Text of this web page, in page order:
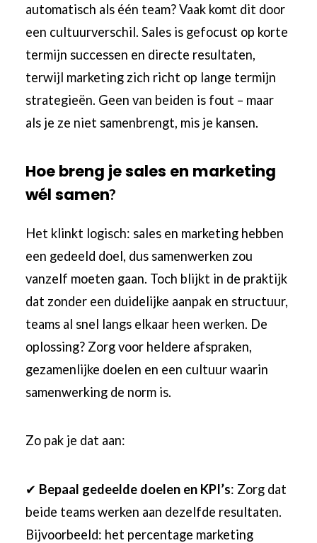
automatisch als één team? Vaak komt dit door
een cultuurverschil. Sales is gefocust op korte
termijn successen en directe resultaten,
terwijl marketing zich richt op lange termijn
strategieën. Geen van beiden is fout – maar
als je ze niet samenbrengt, mis je kansen.
Hoe breng je sales en marketing
wél samen?
Het klinkt logisch: sales en marketing hebben
een gedeeld doel, dus samenwerken zou
vanzelf moeten gaan. Toch blijkt in de praktijk
dat zonder een duidelijke aanpak en structuur,
teams al snel langs elkaar heen werken. De
oplossing? Zorg voor heldere afspraken,
gezamenlijke doelen en een cultuur waarin
samenwerking de norm is.
Zo pak je dat aan:
✔ Bepaal gedeelde doelen en KPI’s: Zorg dat
beide teams werken aan dezelfde resultaten.
Bijvoorbeeld: het percentage marketing